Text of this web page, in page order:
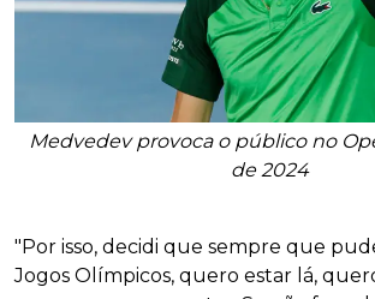
Medvedev provoca o público no
de 2024
"Por isso, decidi que sempre que
Jogos Olímpicos, quero estar lá,